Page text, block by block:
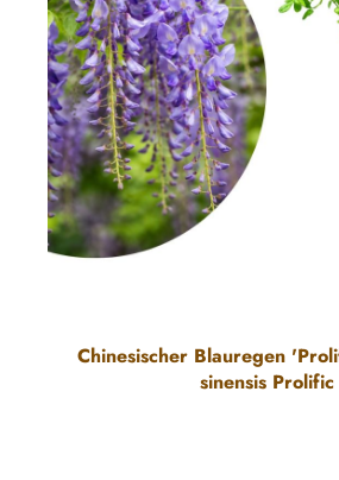
Chinesischer Blauregen
sinensis Prolific